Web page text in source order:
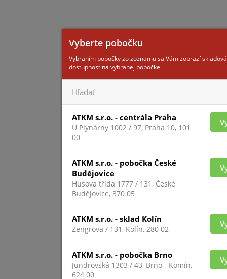
Vyberte pobočku
Vybraním pobočky zo zoznamu sa Vám zobrazí skladová
dostupnosť na vybranej pobočke.
ATKM s.r.o. - centrála Praha
U Plynárny 1002 / 97, Praha 10, 101
00
ATKM s.r.o. - pobočka České
Budějovice
Husova třída 1777 / 131, České
Budějovice, 370 05
ATKM s.r.o. - sklad Kolín
Zengrova / 131, Kolín, 280 02
ATKM s.r.o. - pobočka Brno
Jundrovská 1303 / 43, Brno - Komín,
624 00